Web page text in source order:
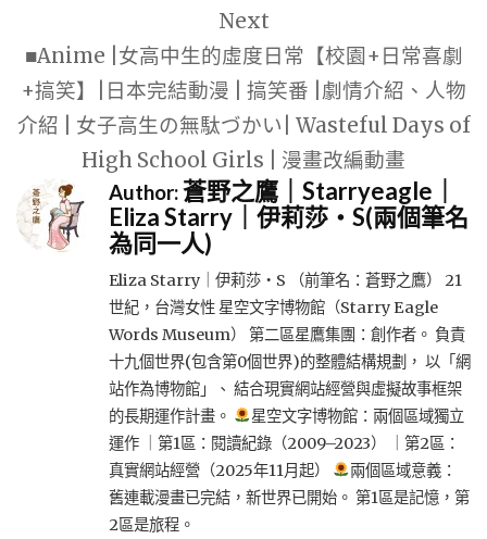
Next
■Anime |女高中生的虛度日常【校園+日常喜劇
+搞笑】|日本完結動漫 | 搞笑番 |劇情介紹、人物
介紹 | 女子高生の無駄づかい| Wasteful Days of
High School Girls | 漫畫改編動畫
Author:蒼野之鷹｜Starryeagle｜
Eliza Starry｜伊莉莎・S(兩個筆名
為同一人)
Eliza Starry｜伊莉莎・S （前筆名：蒼野之鷹） 21
世紀，台灣女性 星空文字博物館（Starry Eagle
Words Museum） 第二區星鷹集團：創作者。 負責
十九個世界(包含第0個世界)的整體結構規劃， 以「網
站作為博物館」、 結合現實網站經營與虛擬故事框架
的長期運作計畫。
星空文字博物館：兩個區域獨立
運作 ｜第1區：閱讀紀錄（2009–2023） ｜第2區：
真實網站經營（2025年11月起）
兩個區域意義：
舊連載漫畫已完結，新世界已開始。 第1區是記憶，第
2區是旅程。